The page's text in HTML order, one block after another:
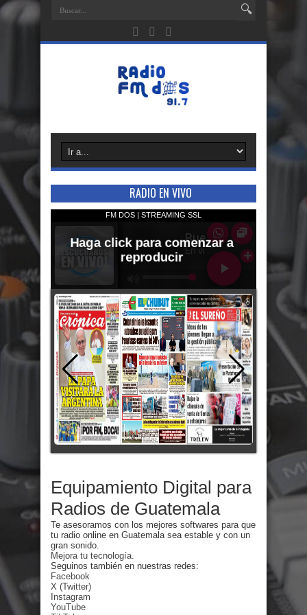
RADIO EN VIVO
Equipamiento Digital para
Radios de Guatemala
Te asesoramos con los mejores softwares para que
tu radio online en Guatemala sea estable y con un
gran sonido.
Mejora tu tecnología.
Seguinos también en nuestras redes:
Facebook
X (Twitter)
Instagram
YouTube